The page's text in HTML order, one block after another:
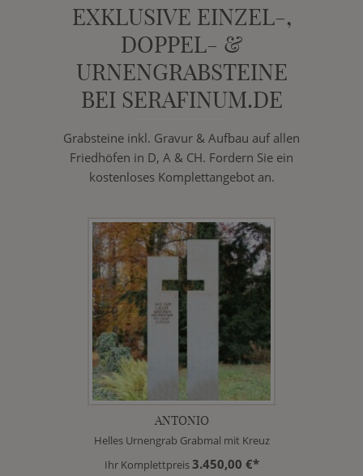
EXKLUSIVE EINZEL-,
DOPPEL- &
URNENGRABSTEINE
BEI SERAFINUM.DE
Grabsteine inkl. Gravur & Aufbau auf allen
Friedhöfen in D, A & CH. Fordern Sie ein
kostenloses Komplettangebot an.
ANTONIO
Helles Urnengrab Grabmal mit Kreuz
Ihr Komplettpreis3.450,00 €*